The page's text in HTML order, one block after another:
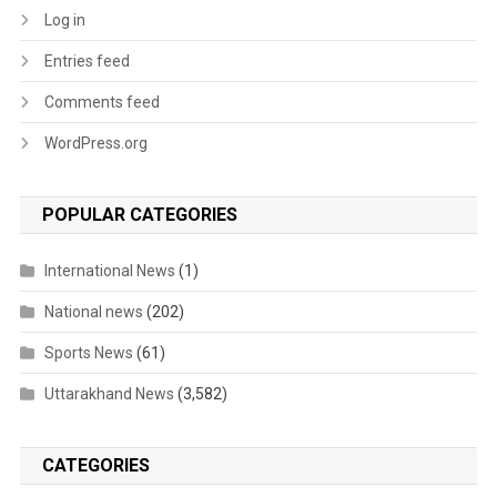
Log in
Entries feed
Comments feed
WordPress.org
POPULAR CATEGORIES
International News (1)
National news (202)
Sports News (61)
Uttarakhand News (3,582)
CATEGORIES